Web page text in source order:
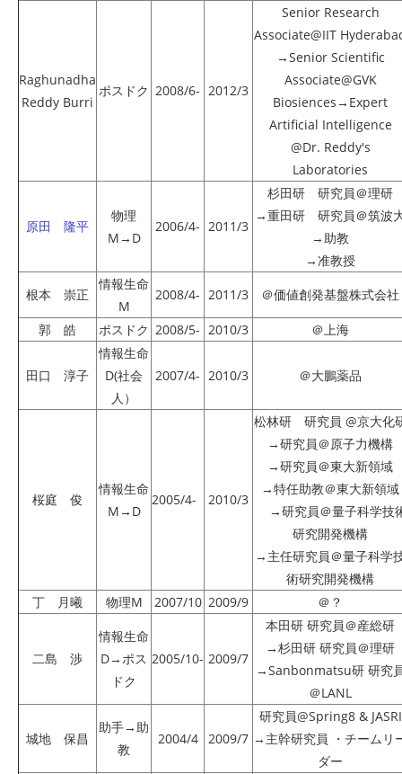
Raghunadha
Reddy Burri
ポスドク 2008/6- 2012/3
Senior Research
Associate@IIT
→Senior Scientific
Associate@GVK
Biosiences→Expert
Artificial Intelligence
@Dr. Reddy's
Laboratories
原田 隆平
物理
M→D
2006/4- 2011/3
杉田研 研究員＠理研
→重田研 研究員＠筑波
→助教
→准教授
根本 崇正
情報生命
M
2008/4- 2011/3 ＠価値創発基盤株式会社
郭 皓 ポスドク 2008/5- 2010/3 ＠上海
田口 淳子
情報生命
D(社会
人）
2007/4- 2010/3 ＠大鵬薬品
桜庭 俊
情報生命
M→D
2005/4- 2010/3
松林研 研究員 @京大化
→研究員＠原子力機構
→研究員＠東大新領域
→特任助教＠東大新領域
→研究員＠量子科学技
研究開発機構
→主任研究員＠量子科学
術研究開発機構
丁 月曦
物理M 2007/10 2009/9 ＠？
二島 渉
情報生命
D→ポス
ドク
2005/10- 2009/7
本田研 研究員＠産総研
→杉田研 研究員＠理研
→Sanbonmatsu研 研究
＠LANL
城地 保昌
助手→助
教
2004/4 2009/7
研究員@Spring8 & JASRI
→主幹研究員 ・チームリ
ダー